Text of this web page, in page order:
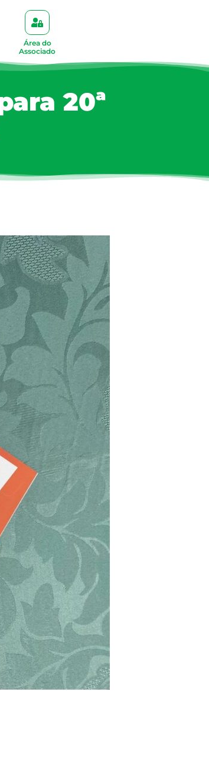
Área do
Associado
20ª